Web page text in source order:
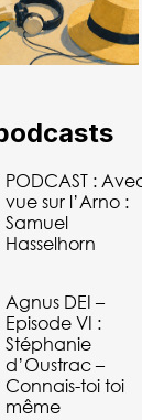
PODCAST :
vue sur l’Arno :
Samuel
Hasselhorn
Agnus DEI –
Episode VI :
Stéphanie
d’Oustrac –
Connais-toi toi
même